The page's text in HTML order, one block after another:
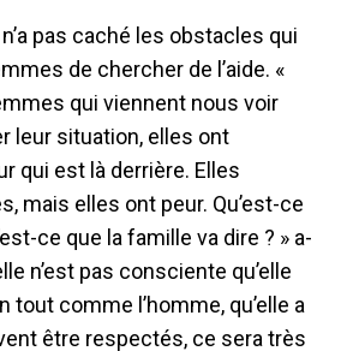
pas caché les obstacles qui
de chercher de l’aide. «
qui viennent nous voir
leur situation, elles ont
qui est là derrière. Elles
mais elles ont peur. Qu’est-ce
ce que la famille va dire ? » a-
n’est pas consciente qu’elle
tout comme l’homme, qu’elle a
être respectés, ce sera très